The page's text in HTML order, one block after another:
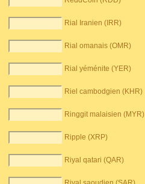
Rial Iranien (IRR)
Rial omanais (OMR)
Rial yéménite (YER)
Riel cambodgien (KHR)
Ringgit malaisien (MYR)
Ripple (XRP)
Riyal qatari (QAR)